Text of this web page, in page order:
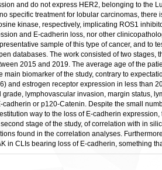
and do not express HER2, belonging to the
specific treatment for lobular carcinomas,
kinase, respectively, implicating ROS1
and E-cadherin loss, nor other
sample of this type of cancer, and to
databases. The work consisted of two
2015 and 2019. The average age of the
biomarker of the study, contrary to
and estrogen receptor expression in less than
lymphovascular invasion, margin status,
or p120-Catenin. Despite the small
way to the loss of E-cadherin
stage of the study, of correlation with in
found in the correlation analyses.
in CLIs bearing loss of E-cadherin, something